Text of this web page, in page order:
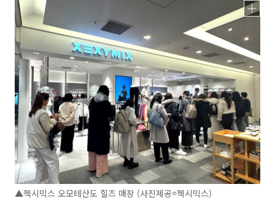
▲젝시믹스 오모테산도 힐즈 매장 (사진제공=젝시믹스)